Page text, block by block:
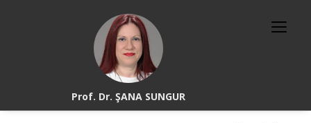
Prof. Dr. ŞANA SUNGUR